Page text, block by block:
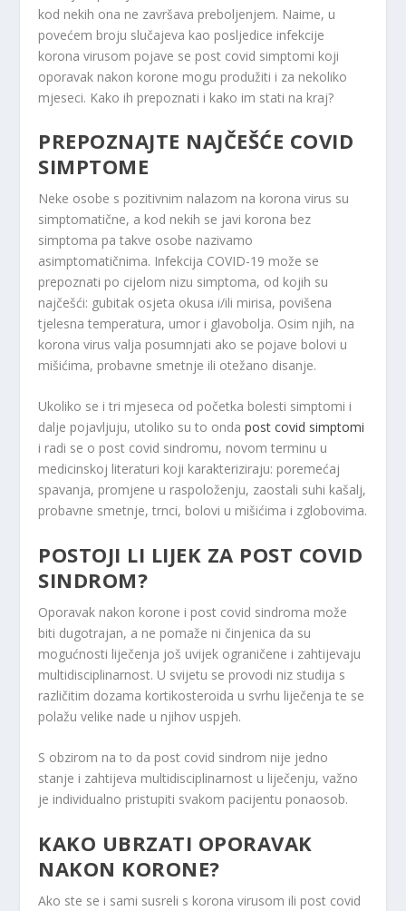
kod nekih ona ne završava preboljenjem. Naime, u
povećem broju slučajeva kao posljedice infekcije
korona virusom pojave se post covid simptomi koji
oporavak nakon korone mogu produžiti i za nekoliko
mjeseci. Kako ih prepoznati i kako im stati na kraj?
PREPOZNAJTE NAJČEŠĆE COVID
SIMPTOME
Neke osobe s pozitivnim nalazom na korona virus su
simptomatične, a kod nekih se javi korona bez
simptoma pa takve osobe nazivamo
asimptomatičnima. Infekcija COVID-19 može se
prepoznati po cijelom nizu simptoma, od kojih su
najčešći: gubitak osjeta okusa i/ili mirisa, povišena
tjelesna temperatura, umor i glavobolja. Osim njih, na
korona virus valja posumnjati ako se pojave bolovi u
mišićima, probavne smetnje ili otežano disanje.
Ukoliko se i tri mjeseca od početka bolesti simptomi i
dalje pojavljuju, utoliko su to onda post covid simptomi
i radi se o post covid sindromu, novom terminu u
medicinskoj literaturi koji karakteriziraju: poremećaj
spavanja, promjene u raspoloženju, zaostali suhi kašalj,
probavne smetnje, trnci, bolovi u mišićima i zglobovima.
POSTOJI LI LIJEK ZA POST COVID
SINDROM?
Oporavak nakon korone i post covid sindroma može
biti dugotrajan, a ne pomaže ni činjenica da su
mogućnosti liječenja još uvijek ograničene i zahtijevaju
multidisciplinarnost. U svijetu se provodi niz studija s
različitim dozama kortikosteroida u svrhu liječenja te se
polažu velike nade u njihov uspjeh.
S obzirom na to da post covid sindrom nije jedno
stanje i zahtijeva multidisciplinarnost u liječenju, važno
je individualno pristupiti svakom pacijentu ponaosob.
KAKO UBRZATI OPORAVAK
NAKON KORONE?
Ako ste se i sami susreli s korona virusom ili post covid